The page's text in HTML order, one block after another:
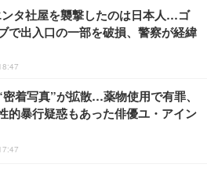
ンタ社屋を襲撃したのは日本人…ゴ
で出入口の一部を破損、警察が経緯
着写真”が拡散…薬物使用で有罪、
的暴行疑惑もあった俳優ユ・アイン